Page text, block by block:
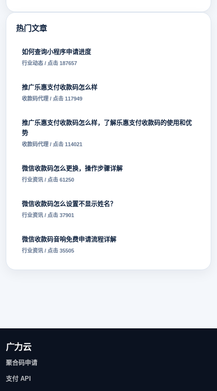
热门文章
如何查询小程序申请进度
行业动态 / 点击 187657
推广乐惠支付收款码怎么样
收款码代理 / 点击 117949
推广乐惠支付收款码怎么样，了解乐惠支付收款码的使用和优
势
收款码代理 / 点击 114021
微信收款码怎么更换，操作步骤详解
行业资讯 / 点击 61250
微信收款码怎么设置不显示姓名？
行业资讯 / 点击 37901
微信收款码音响免费申请流程详解
行业资讯 / 点击 35505
广力云
聚合码申请
支付 API